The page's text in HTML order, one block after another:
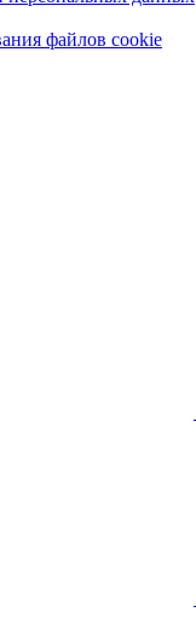
файлов cookie